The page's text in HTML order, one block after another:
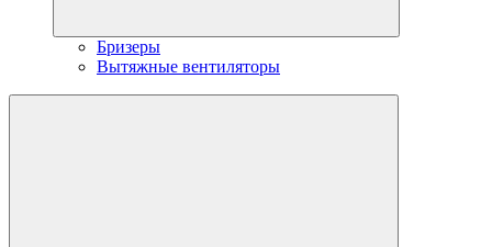
Бризеры
Вытяжные вентиляторы